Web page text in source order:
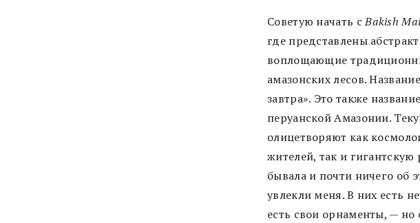
Советую начать сBakish
где представлены
воплощающие
амазонских лесов.
завтра». Это также
перуанской Амазонии.
олицетворяют как
жителей, так и
бывала и почти ничего об
увлекли меня. В них есть
есть свои орнаменты, —